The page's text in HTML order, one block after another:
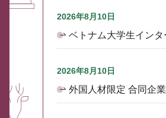
2026年8月10日
ベトナム大学生イン
2026年8月10日
外国人材限定 合同企